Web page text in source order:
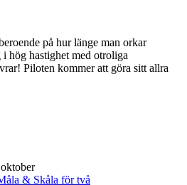
på hur länge man orkar
hög hastighet med otroliga
Piloten kommer att göra sitt allra